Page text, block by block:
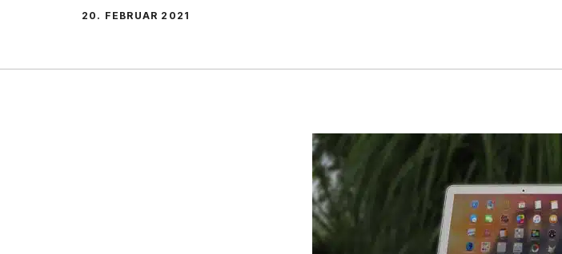
20. FEBRUAR 2021